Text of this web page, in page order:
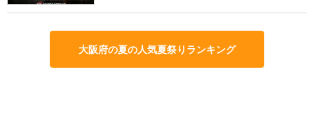
大阪府の夏の人気夏祭りランキング